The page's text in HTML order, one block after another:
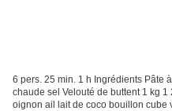
6 pers. 25 min. 1 h Ingrédients Pâte
chaude sel Velouté de buttent 1 kg
oignon ail lait de coco bouillon cube